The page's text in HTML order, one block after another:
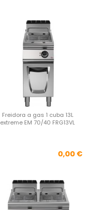
Freidora a gas 1 cuba 13L
extreme EM 70/40 FRG13VL
0,00 €